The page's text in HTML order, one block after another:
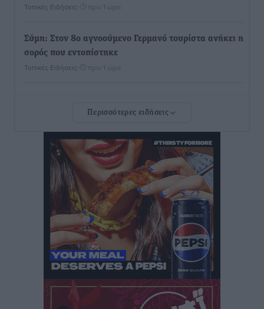
Τοπικές Ειδήσεις πριν 1 ώρα
Σύμη: Στον 8ο αγνοούμενο Γερμανό τουρίστα ανήκει η
σορός που εντοπίστηκε
Τοπικές Ειδήσεις πριν 1 ώρα
Το εκλογικό ρολόι του Μαξίμου χτυπά τέλη Μαΐου του
Τοπικές Ειδήσεις πριν 2 ώρες
ΦΟΔΣΑ Νοτίου Αιγαίου: «Δεν ζητάμε ασυλία – ζητάμε
θεσμική προστασία της αυτοδιοίκησης»
Τοπικές Ειδήσεις• πριν 2 ώρες
Στη διαδικασία της απευθείας διαπραγμάτευσης ο
Δήμος Ρόδου για τη ναυαγοσωστική κάλυψη των
Περισσότερες ειδήσεις